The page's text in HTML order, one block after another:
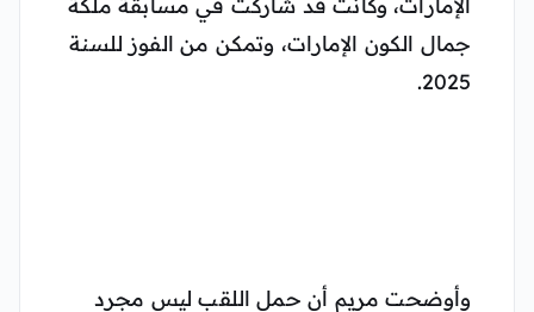
جمال الكون الإمارات، وتمكن من الفوز للسنة
2025.
وأوضحت مريم أن حمل اللقب ليس مجرد